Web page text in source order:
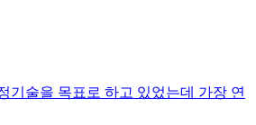
기술을 목표로 하고 있었는데 가장 연